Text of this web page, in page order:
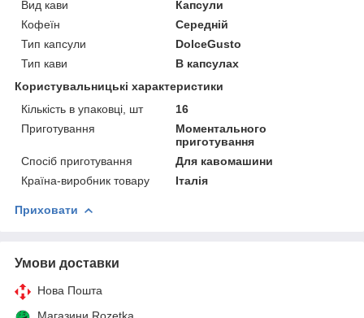
Вид кави
Капсули
Кофеїн
Середній
Тип капсули
DolceGusto
Тип кави
В капсулах
Користувальницькі характеристики
Кількість в упаковці, шт
16
Приготування
Моментального
приготування
Спосіб приготування
Для кавомашини
Країна-виробник товару
Італія
Приховати
Умови доставки
Нова Пошта
Магазини Rozetka